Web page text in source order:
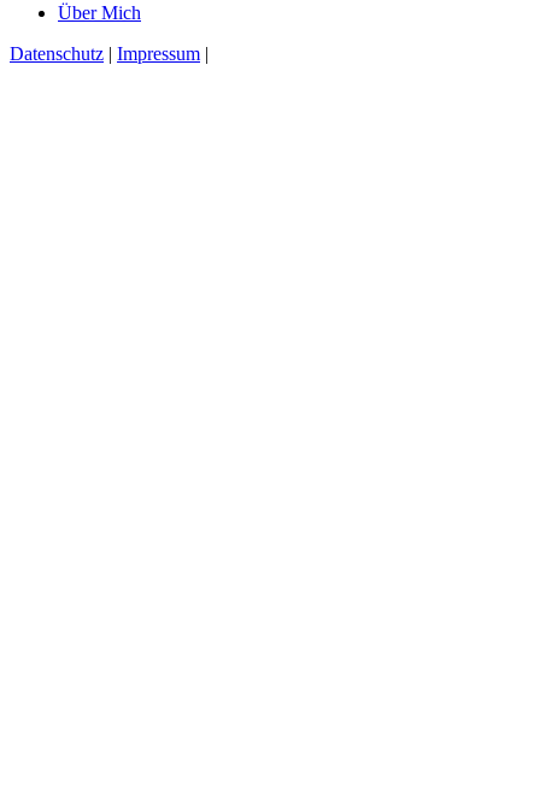
Über Mich
Datenschutz | Impressum |